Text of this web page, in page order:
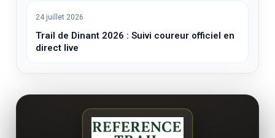
24 juillet 2026
Trail de Dinant 2026 : Suivi coureur officiel en
direct live